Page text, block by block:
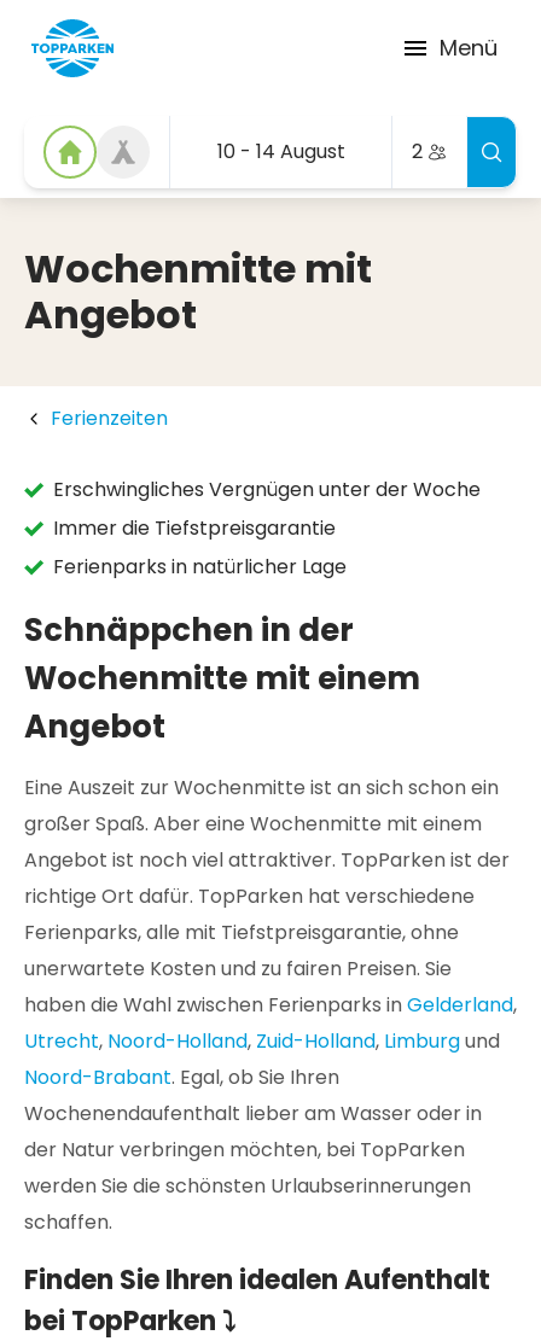
Menü
10 - 14 August 2
Wochenmitte mit
Angebot
Ferienzeiten
Erschwingliches Vergnügen unter der Woche
Immer die Tiefstpreisgarantie
Ferienparks in natürlicher Lage
Schnäppchen in der
Wochenmitte mit einem
Angebot
Eine Auszeit zur Wochenmitte ist an sich schon ein
großer Spaß. Aber eine Wochenmitte mit einem
Angebot ist noch viel attraktiver. TopParken ist der
richtige Ort dafür. TopParken hat verschiedene
Ferienparks, alle mit Tiefstpreisgarantie, ohne
unerwartete Kosten und zu fairen Preisen. Sie
haben die Wahl zwischen Ferienparks inGelderland,
Utrecht, Noord-Holland, Zuid-Holland, Limburgund
Noord-Brabant. Egal, ob Sie Ihren
Wochenendaufenthalt lieber am Wasser oder in
der Natur verbringen möchten, bei TopParken
werden Sie die schönsten Urlaubserinnerungen
schaffen.
Finden Sie Ihren idealen Aufenthalt
bei TopParken ⤵